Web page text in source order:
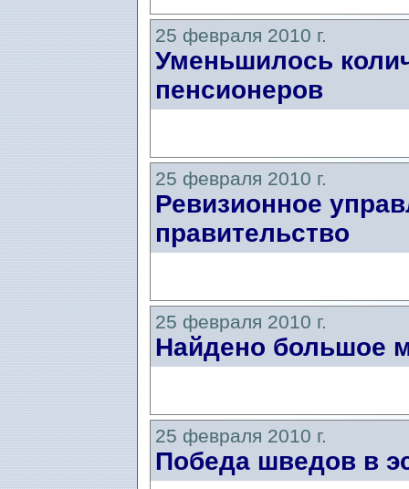
25 февраля 2010 г.
Уменьшилось
пенсионеров
25 февраля 2010 г.
Ревизионное
правительство
25 февраля 2010 г.
Найдено большое
25 февраля 2010 г.
Победа шведов в